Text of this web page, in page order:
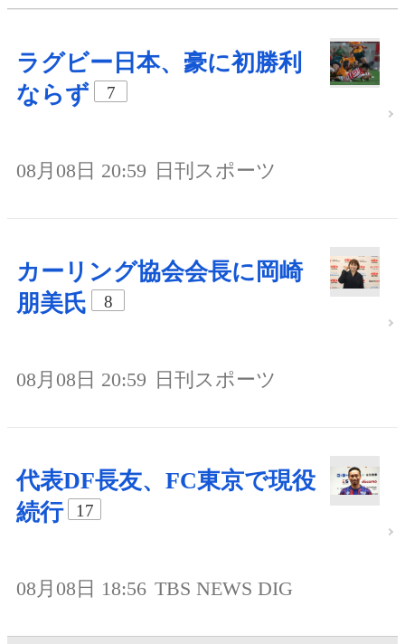
ラグビー日本、豪に初勝利
ならず
7
08月08日 20:59 日刊スポーツ
カーリング協会会長に岡崎
朋美氏
8
08月08日 20:59 日刊スポーツ
代表DF長友、FC東京で現役
続行
17
08月08日 18:56 TBS NEWS DIG